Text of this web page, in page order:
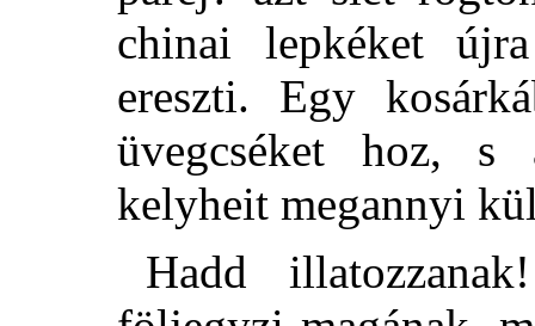
chinai lepkéket
ereszti. Egy
üvegcséket hoz,
kelyheit megannyi
Hadd